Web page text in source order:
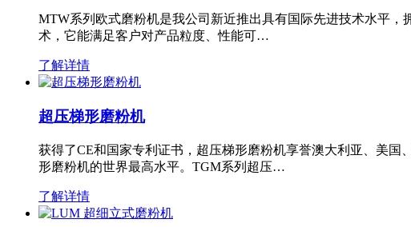
MTW系列欧式磨粉机是我公司新近推出具有国际先进技术水平
术，它能满足客户对产品粒度、性能可…
了解详情
超压梯形磨粉机
获得了CE和国家专利证书，超压梯形磨粉机享誉澳大利亚、美
形磨粉机的世界最高水平。TGM系列超压…
了解详情